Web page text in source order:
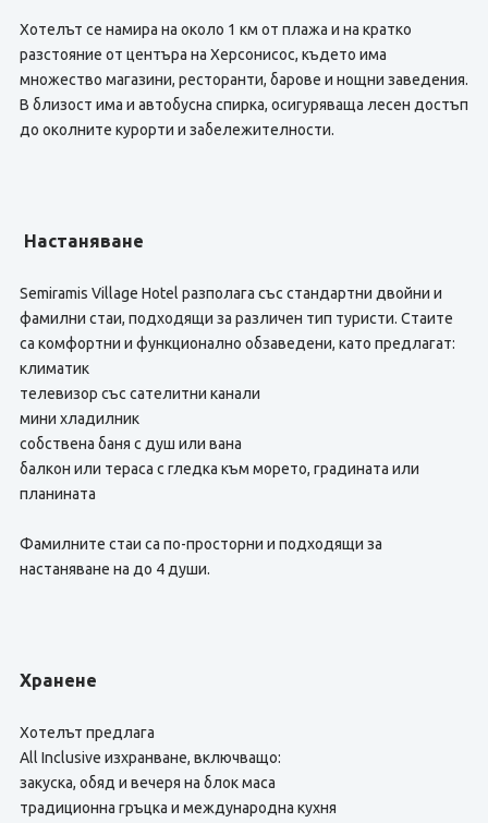
Хотелът се намира на около 1 км от плажа и на кратко
разстояние от центъра на Херсонисос, където има
множество магазини, ресторанти, барове и нощни заведения.
В близост има и автобусна спирка, осигуряваща лесен достъп
до околните курорти и забележителности.
Настаняване
Semiramis Village Hotel разполага със стандартни двойни и
фамилни стаи, подходящи за различен тип туристи. Стаите
са комфортни и функционално обзаведени, като предлагат:
климатик
телевизор със сателитни канали
мини хладилник
собствена баня с душ или вана
балкон или тераса с гледка към морето, градината или
планината
Фамилните стаи са по-просторни и подходящи за
настаняване на до 4 души.
Хранене
Хотелът предлага
All Inclusive изхранване, включващо:
закуска, обяд и вечеря на блок маса
традиционна гръцка и международна кухня